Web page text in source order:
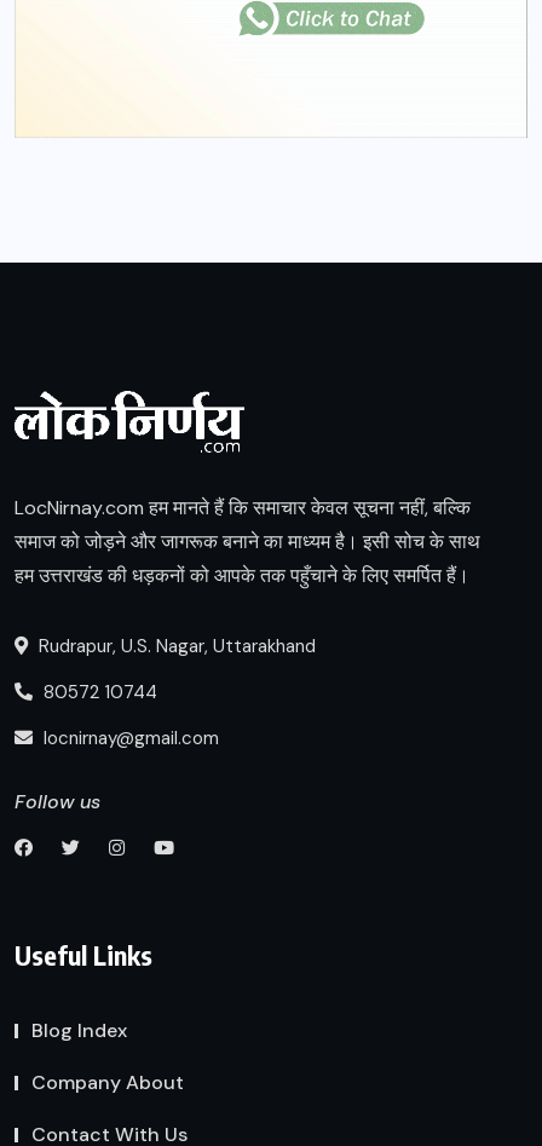
LocNirnay.com हम मानते हैं कि समाचार केवल सूचना नहीं, बल्कि
समाज को जोड़ने और जागरूक बनाने का माध्यम है। इसी सोच के साथ
हम उत्तराखंड की धड़कनों को आपके तक पहुँचाने के लिए समर्पित हैं।
Rudrapur, U.S. Nagar, Uttarakhand
80572 10744
locnirnay@gmail.com
Follow us
Useful Links
Blog Index
Company About
Contact With Us